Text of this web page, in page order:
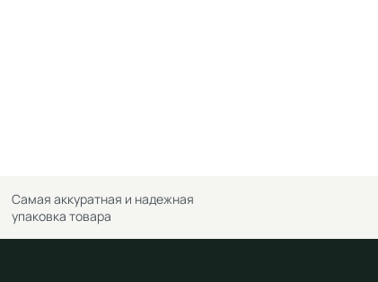
Самая аккуратная и надежная
упаковка товара